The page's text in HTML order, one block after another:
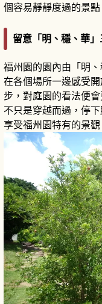
個容易靜靜度過的景點
留意「明、穩、華
福州園的園內由「明
在各個場所一邊感受
步，對庭園的看法便會
不只是穿越而過，停
享受福州園特有的景觀